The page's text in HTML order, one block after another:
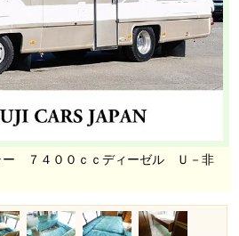
７４００ｃｃディーゼル Ｕ－非